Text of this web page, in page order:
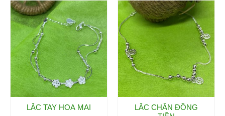
LẮC TAY HOA MAI
LẮC CHÂN ĐỒNG